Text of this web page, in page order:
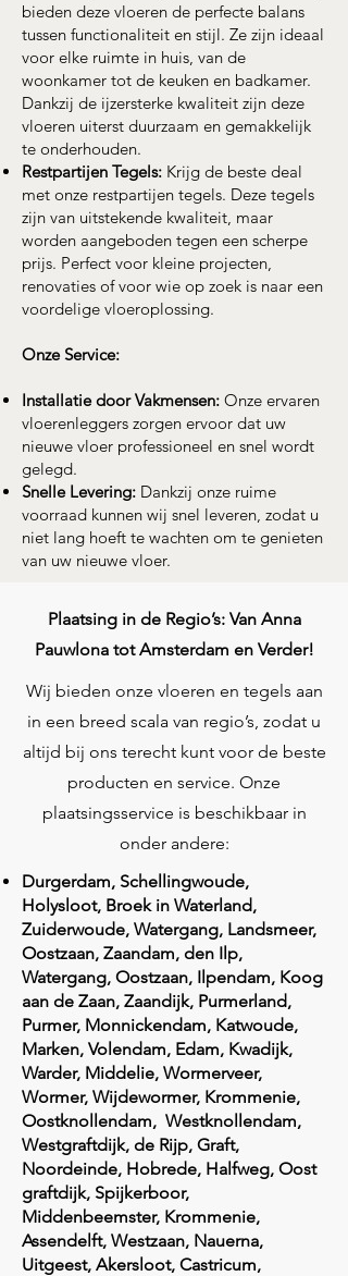
bieden deze vloeren de perfecte balans
tussen functionaliteit en stijl. Ze zijn ideaal
voor elke ruimte in huis, van de
woonkamer tot de keuken en badkamer.
Dankzij de ijzersterke kwaliteit zijn deze
vloeren uiterst duurzaam en gemakkelijk
te onderhouden.
Restpartijen Tegels: Krijg de beste deal
met onze restpartijen tegels. Deze tegels
zijn van uitstekende kwaliteit, maar
worden aangeboden tegen een scherpe
prijs. Perfect voor kleine projecten,
renovaties of voor wie op zoek is naar een
voordelige vloeroplossing.
Onze Service:
Installatie door Vakmensen: Onze ervaren
vloerenleggers zorgen ervoor dat uw
nieuwe vloer professioneel en snel wordt
gelegd.
Snelle Levering: Dankzij onze ruime
voorraad kunnen wij snel leveren, zodat u
niet lang hoeft te wachten om te genieten
van uw nieuwe vloer.
Plaatsing in de Regio’s: Van Anna
Pauwlona tot Amsterdam en Verder!
Wij bieden onze vloeren en tegels aan
in een breed scala van regio’s, zodat u
altijd bij ons terecht kunt voor de beste
producten en service. Onze
plaatsingsservice is beschikbaar in
onder andere:
Durgerdam, Schellingwoude,
Holysloot, Broek in Waterland,
Zuiderwoude, Watergang, Landsmeer,
Oostzaan, Zaandam, den Ilp,
Watergang, Oostzaan, Ilpendam, Koog
aan de Zaan, Zaandijk, Purmerland,
Purmer, Monnickendam, Katwoude,
Marken, Volendam, Edam, Kwadijk,
Warder, Middelie, Wormerveer,
Wormer, Wijdewormer, Krommenie,
Oostknollendam, Westknollendam,
Westgraftdijk, de Rijp, Graft,
Noordeinde, Hobrede, Halfweg, Oost
graftdijk, Spijkerboor,
Middenbeemster, Krommenie,
Assendelft, Westzaan, Nauerna,
Uitgeest, Akersloot, Castricum,